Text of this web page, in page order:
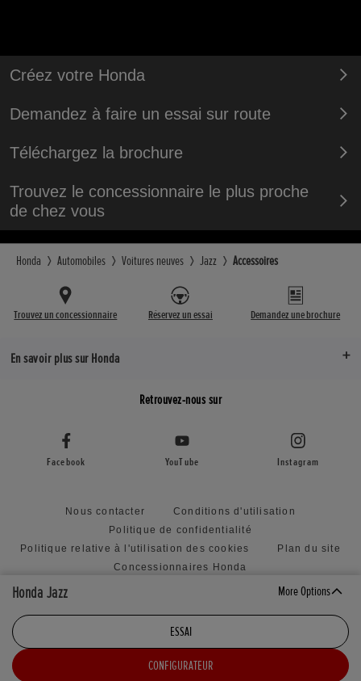
Honda Jazz More Options
ESSAI
CONFIGURATEUR
Créez votre Honda
Demandez à faire un essai sur route
Téléchargez la brochure
Trouvez le concessionnaire le plus proche
de chez vous
Honda Automobiles Voitures neuves Jazz Accessoires
Trouvez un concessionnaire Réservez un essai Demandez une brochure
En savoir plus sur Honda
Retrouvez-nous sur
Facebook YouTube Instagram
Nous contacter
Conditions d'utilisation
Politique de confidentialité
Politique relative à l'utilisation des cookies
Plan du site
Concessionnaires Honda
Politique relative à la soumission d'idées non sollicitées